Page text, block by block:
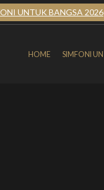
UNTUK BANGSA 2026
HOME SIMFONI